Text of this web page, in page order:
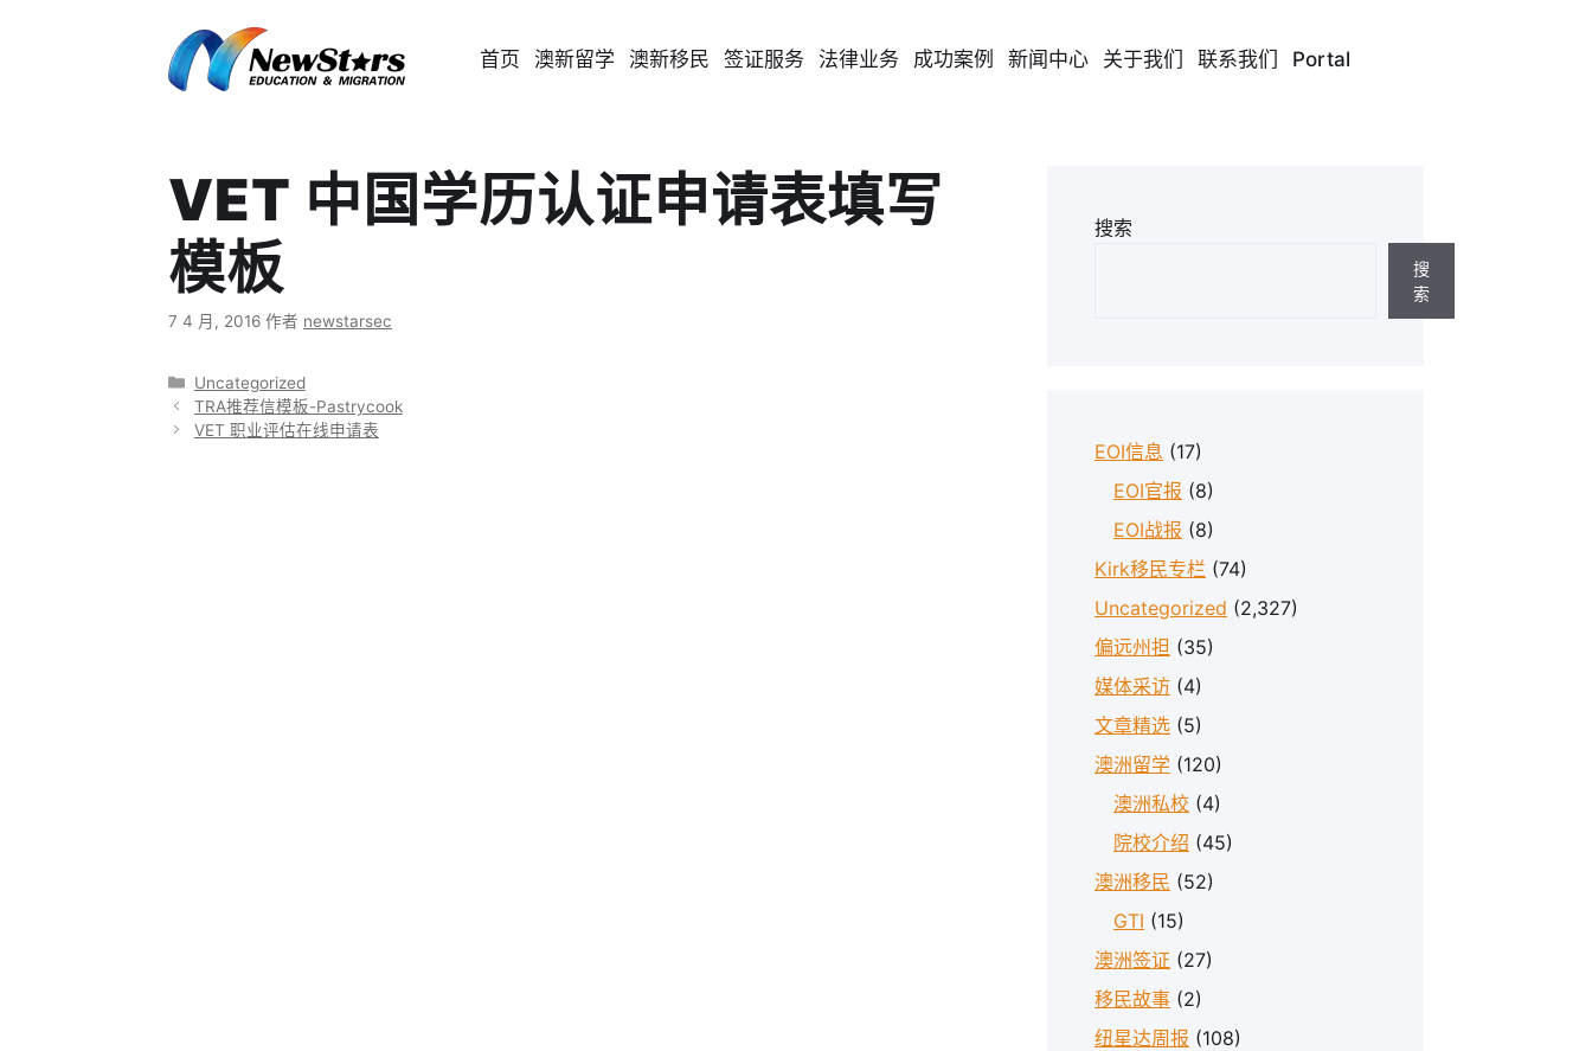
首页 澳新留学 澳新移民 签证服务 法律业务 成功案例 新闻中心 关于我们 联系我们 Portal
VET 中国学历认证申请表填写
模板
7 4 月, 2016 作者 newstarsec
分
类
Uncategorized
TRA推荐信模板-Pastrycook
VET 职业评估在线申请表
搜索
搜
索
EOI信息 (17)
EOI官报 (8)
EOI战报 (8)
Kirk移民专栏 (74)
Uncategorized (2,327)
偏远州担 (35)
媒体采访 (4)
文章精选 (5)
澳洲留学 (120)
澳洲私校 (4)
院校介绍 (45)
澳洲移民 (52)
GTI (15)
澳洲签证 (27)
移民故事 (2)
纽星达周报 (108)